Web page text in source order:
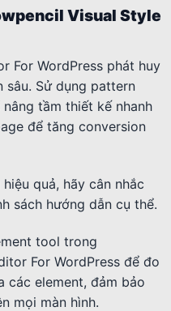
Visual Style
For WordPress phát huy
Sử dụng pattern
tầm thiết kế nhanh
để tăng conversion
quả, hãy cân nhắc
sách hướng dẫn cụ thể.
tool trong
For WordPress để đo
các element, đảm bảo
mọi màn hình.